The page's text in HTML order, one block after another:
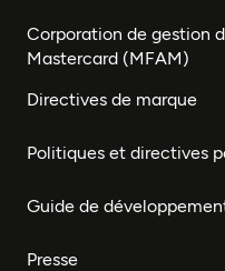
Corporation de gestion
Mastercard (MFAM)
Directives de marque
Politiques et directives
Guide de
Presse